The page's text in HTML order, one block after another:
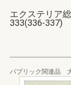
エクステリア
333(336-337)
パブリック関連品